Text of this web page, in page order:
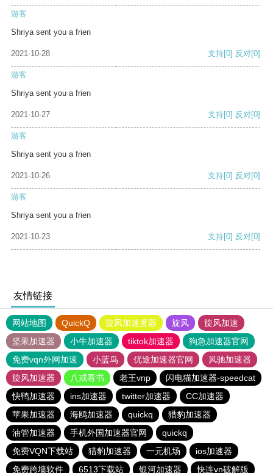
游客
Shriya sent you a frien
2021-10-28 支持[0] 反对[0]
游客
Shriya sent you a frien
2021-10-27 支持[0] 反对[0]
游客
Shriya sent you a frien
2021-10-26 支持[0] 反对[0]
游客
Shriya sent you a frien
2021-10-23 支持[0] 反对[0]
友情链接
网站地图 QuickQ 旋风加速度器 旋风
旋风加速
坚果加速器
小牛加速器 tiktok加速器
狗急加速器官网
免费vqn外网加速
小蓝鸟 优途加速器官网
风驰加速器
旋风加速器
八戒看书 老王vnp
闪电猫加速器-speedcat
快鸭加速器
ins加速器 twitter加速器
CC加速器
苹果加速器
海鸥加速器 quickq
猎豹加速器
油管加速器
手机外国加速器官网
quickq
免费VQN下载站
猎豹加速器 一元机场
ios加速器
免费跨墙软件
6513下载站 银河加速器 快连vn破解版